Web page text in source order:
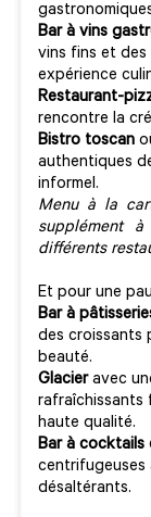
Bar à vins
vins fins et
expérience
Restaurant-
rencontre la
Bistro toscan
authentiques
informel.
Menu à la
supplément
différents
Et pour une
Bar à
des croissants
beauté.
Glacieravec
rafraîchissants
haute qualité.
Bar à cocktails
centrifugeuses
désaltérants.